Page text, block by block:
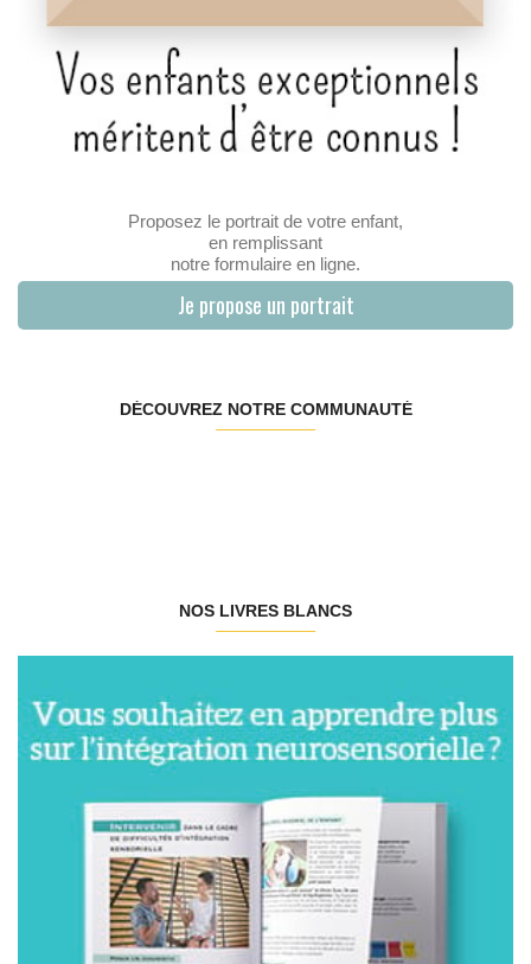
Proposez le portrait de votre enfant,
en remplissant
notre formulaire en ligne.
Je propose un portrait
DÉCOUVREZ NOTRE COMMUNAUTÉ
NOS LIVRES BLANCS